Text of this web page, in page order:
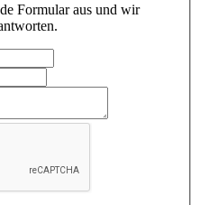
Formular aus und wir